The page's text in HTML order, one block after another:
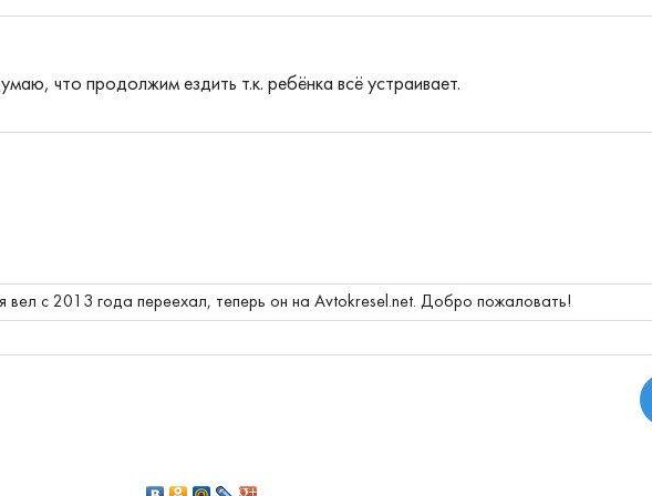
что продолжим ездить т.к. ребёнка всё устраивает.
вел с 2013 года переехал, теперь он на Avtokresel.net.Добро пожаловать!